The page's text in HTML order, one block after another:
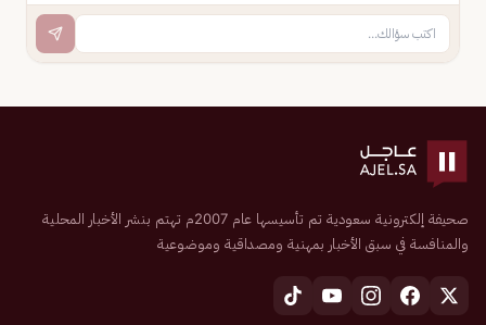
صحيفة إلكترونية سعودية تم تأسيسها عام 2007م تهتم بنشر الأخبار المحلية
والمنافسة في سبق الأخبار بمهنية ومصداقية وموضوعية